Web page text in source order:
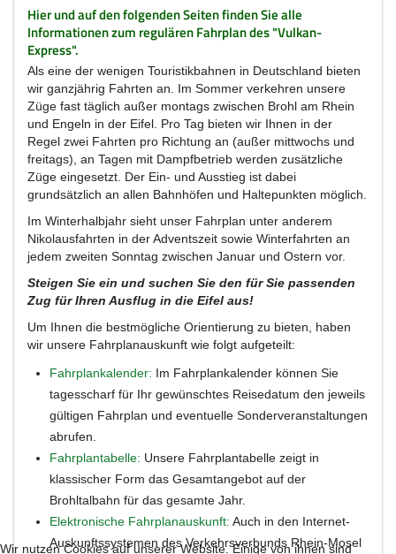
Hier und auf den folgenden Seiten finden Sie alle
Informationen zum regulären Fahrplan des "Vulkan-
Express".
Als eine der wenigen Touristikbahnen in Deutschland bieten
wir ganzjährig Fahrten an. Im Sommer verkehren unsere
Züge fast täglich außer montags zwischen Brohl am Rhein
und Engeln in der Eifel. Pro Tag bieten wir Ihnen in der
Regel zwei Fahrten pro Richtung an (außer mittwochs und
freitags), an Tagen mit Dampfbetrieb werden zusätzliche
Züge eingesetzt. Der Ein- und Ausstieg ist dabei
grundsätzlich an allen Bahnhöfen und Haltepunkten möglich.
Im Winterhalbjahr sieht unser Fahrplan unter anderem
Nikolausfahrten in der Adventszeit sowie Winterfahrten an
jedem zweiten Sonntag zwischen Januar und Ostern vor.
Steigen Sie ein und suchen Sie den für Sie passenden
Zug für Ihren Ausflug in die Eifel aus!
Um Ihnen die bestmögliche Orientierung zu bieten, haben
wir unsere Fahrplanauskunft wie folgt aufgeteilt:
Fahrplankalender: Im Fahrplankalender können Sie
tagesscharf für Ihr gewünschtes Reisedatum den jeweils
gültigen Fahrplan und eventuelle Sonderveranstaltungen
abrufen.
Fahrplantabelle: Unsere Fahrplantabelle zeigt in
klassischer Form das Gesamtangebot auf der
Brohltalbahn für das gesamte Jahr.
Elektronische Fahrplanauskunft: Auch in den Internet-
Auskunftssystemen des Verkehrsverbunds Rhein-Mosel
Wir nutzen Cookies auf unserer Website. Einige von ihnen sind